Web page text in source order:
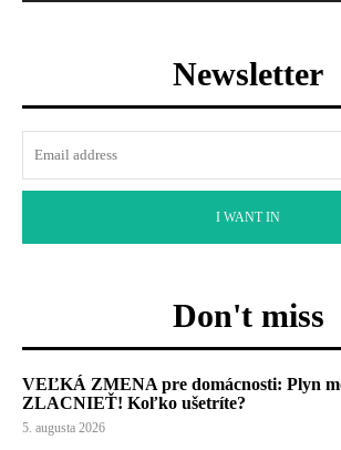
Newsletter
I WANT IN
Don't miss
VEĽKÁ ZMENA pre domácnosti: Plyn
ZLACNIEŤ! Koľko ušetríte?
5. augusta 2026